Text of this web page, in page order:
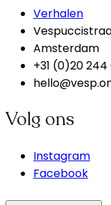
Verhalen
Amsterdam
+31 (0)20
Volg ons
Instagram
Facebook